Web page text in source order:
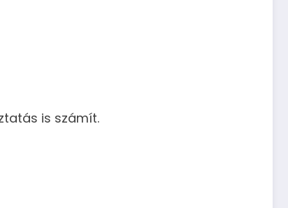
is számít.